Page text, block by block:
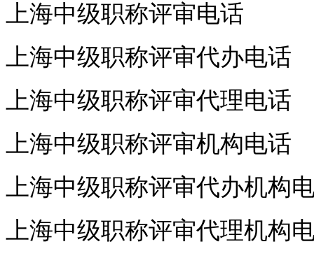
上海中级职称评审电话
上海中级职称评审代办电话
上海中级职称评审代理电话
上海中级职称评审机构电话
上海中级职称评审代办机构
上海中级职称评审代理机构